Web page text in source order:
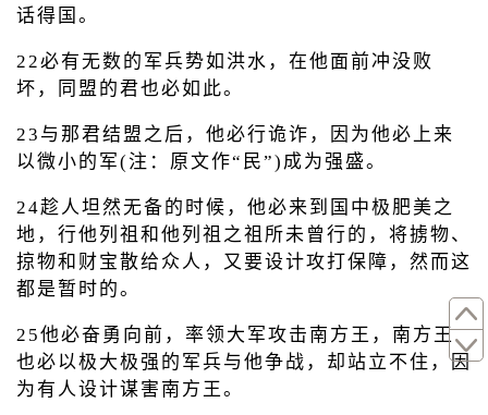
话得国。
22必有无数的军兵势如洪水，在他面前冲没败
坏，同盟的君也必如此。
23与那君结盟之后，他必行诡诈，因为他必上来
以微小的军(注：原文作“民”)成为强盛。
24趁人坦然无备的时候，他必来到国中极肥美之
地，行他列祖和他列祖之祖所未曾行的，将掳物、
掠物和财宝散给众人，又要设计攻打保障，然而这
都是暂时的。
25他必奋勇向前，率领大军攻击南方王，南方王
也必以极大极强的军兵与他争战，却站立不住，因
为有人设计谋害南方王。